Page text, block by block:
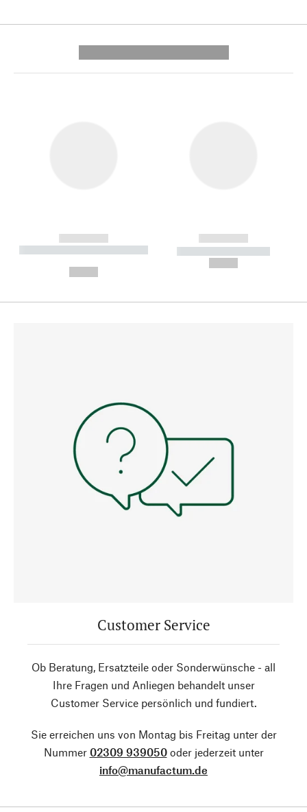
------------
----------- ----------- --------
------------
----------- -----------
Customer Service
Ob Beratung, Ersatzteile oder Sonderwünsche - all
Ihre Fragen und Anliegen behandelt unser
Customer Service persönlich und fundiert.
Sie erreichen uns von Montag bis Freitag unter der
Nummer 02309 939050oder jederzeit unter
info@manufactum.de